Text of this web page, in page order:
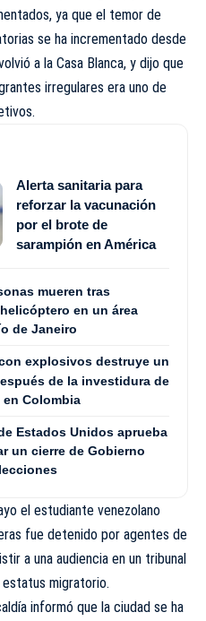
ya que el temor de
se ha incrementado desde
a la Casa Blanca, y dijo que
irregulares era uno de
Alerta sanitaria para
reforzar la vacunación
por el brote de
sarampión en América
mueren tras
en un área
de Janeiro
explosivos destruye un
de la investidura de
en Colombia
Estados Unidos aprueba
un cierre de Gobierno
el estudiante venezolano
fue detenido por agentes de
a una audiencia en un tribunal
migratorio.
informó que la ciudad se ha